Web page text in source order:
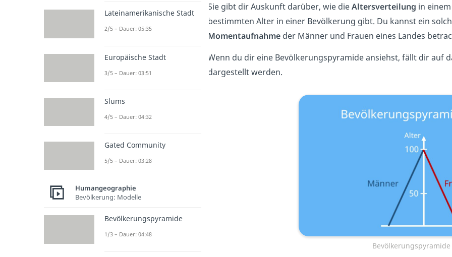
Sie gibt dir Auskunft darüber, wie dieAltersverteilung in
bestimmten Alter in einer Bevölkerung gibt. Du kannst ein
Momentaufnahme der Männer und Frauen eines Landes
Wenn du dir eine Bevölkerungspyramide ansiehst, fällt dir auf
dargestellt werden.
Lateinamerikanische Stadt
2/5 – Dauer: 05:35
Europäische Stadt
3/5 – Dauer: 03:51
Slums
4/5 – Dauer: 04:32
Gated Community
5/5 – Dauer: 03:28
Humangeographie
Bevölkerung: Modelle
Bevölkerungspyramide
1/3 – Dauer: 04:48